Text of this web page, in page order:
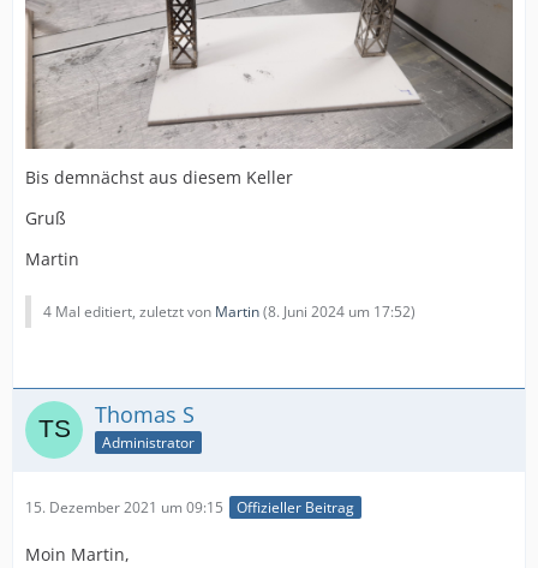
Bis demnächst aus diesem Keller
Gruß
Martin
4 Mal editiert, zuletzt von Martin(8. Juni 2024 um 17:52)
Thomas S
Administrator
15. Dezember 2021 um 09:15 Offizieller Beitrag
Moin Martin,